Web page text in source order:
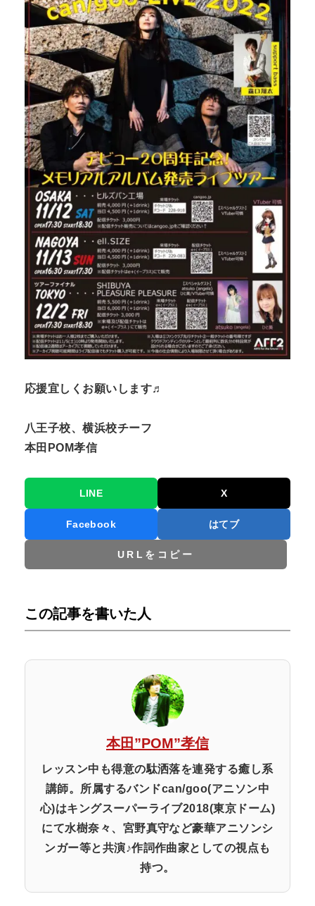
応援宜しくお願いします♬
八王子校、横浜校チーフ
本田POM孝信
LINE X
Facebook はてブ
URLをコピー
この記事を書いた人
本田”POM”孝信
レッスン中も得意の駄洒落を連発する癒し系
講師。所属するバンドcan/goo(アニソン中
心)はキングスーパーライブ2018(東京ドーム)
にて水樹奈々、宮野真守など豪華アニソンシ
ンガー等と共演♪作詞作曲家としての視点も
持つ。